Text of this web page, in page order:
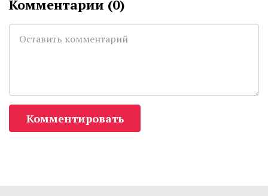
Комментарии (0)
Комментировать